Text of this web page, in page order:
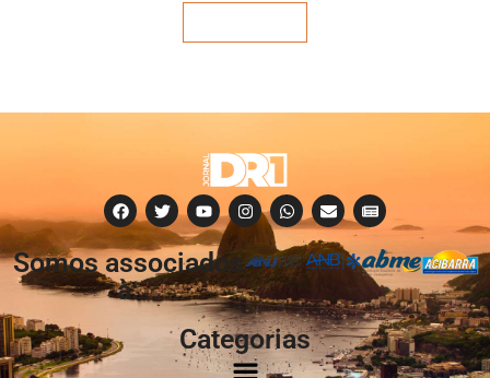
Somos associados
à:
Categorias